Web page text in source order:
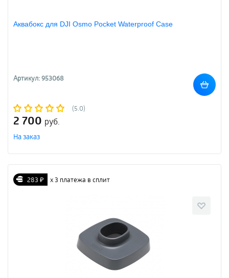
Аквабокс для DJI Osmo Pocket Waterproof Case
Артикул: 953068
(5.0)
2 700 руб.
На заказ
283 ₽ х 3 платежа в сплит